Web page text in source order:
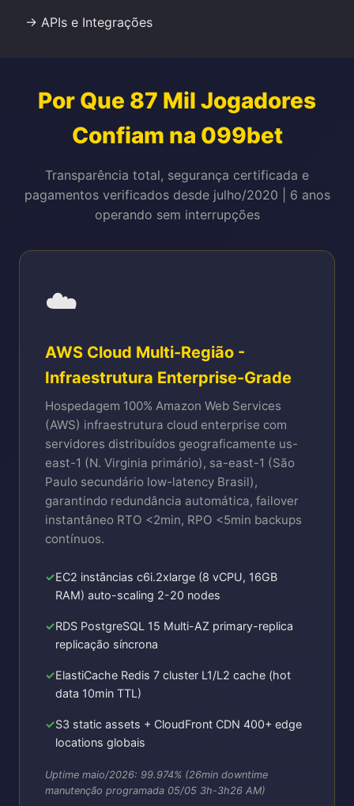
→ APIs e Integrações
Por Que 87 Mil Jogadores
Confiam na 099bet
Transparência total, segurança certificada e
pagamentos verificados desde julho/2020 | 6 anos
operando sem interrupções
☁️
AWS Cloud Multi-Região -
Infraestrutura Enterprise-Grade
Hospedagem 100% Amazon Web Services
(AWS) infraestrutura cloud enterprise com
servidores distribuídos geograficamente us-
east-1 (N. Virginia primário), sa-east-1 (São
Paulo secundário low-latency Brasil),
garantindo redundância automática, failover
instantâneo RTO <2min, RPO <5min backups
contínuos.
EC2 instâncias c6i.2xlarge (8 vCPU, 16GB
RAM) auto-scaling 2-20 nodes
RDS PostgreSQL 15 Multi-AZ primary-replica
replicação síncrona
ElastiCache Redis 7 cluster L1/L2 cache (hot
data 10min TTL)
S3 static assets + CloudFront CDN 400+ edge
locations globais
Uptime maio/2026: 99.974% (26min downtime
manutenção programada 05/05 3h-3h26 AM)